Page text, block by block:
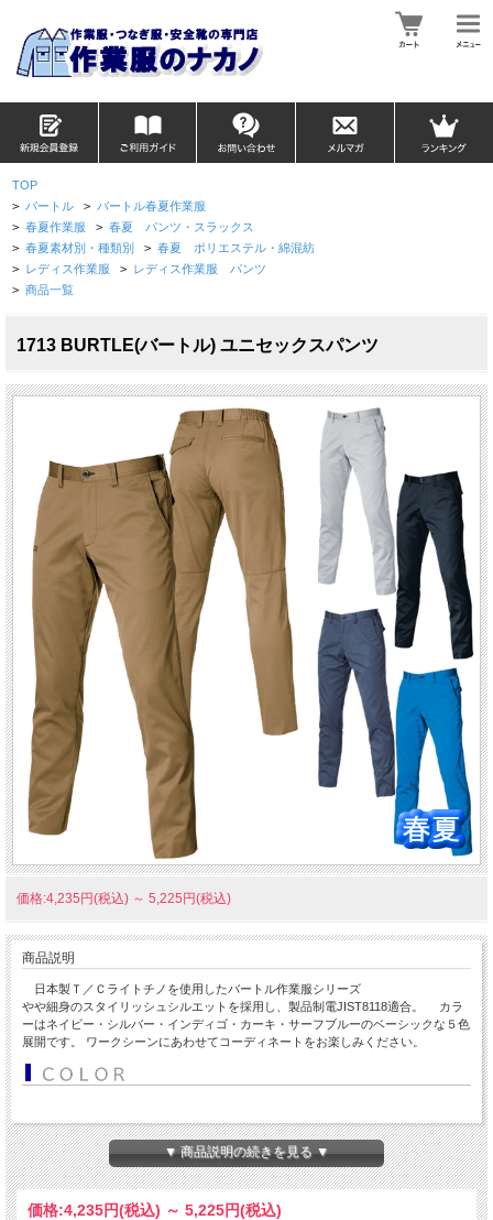
TOP
> バートル > バートル春夏作業服
> 春夏作業服 > 春夏 パンツ・スラックス
> 春夏素材別・種類別 > 春夏 ポリエステル・綿混紡
> レディス作業服 > レディス作業服 パンツ
> 商品一覧
1713 BURTLE(バートル) ユニセックスパンツ
価格:4,235円(税込) ～ 5,225円(税込)
商品説明
日本製Ｔ／Ｃライトチノを使用したバートル作業服シリーズ
やや細身のスタイリッシュシルエットを採用し、製品制電JIST8118適合。 カラ
ーはネイビー・シルバー・インディゴ・カーキ・サーフブルーのベーシックな５色
展開です。 ワークシーンにあわせてコーディネートをお楽しみください。
▼ 商品説明の続きを見る ▼
価格:4,235円(税込) ～ 5,225円(税込)